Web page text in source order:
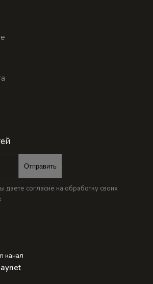
Отправить
даете согласие на обработку своих
канал